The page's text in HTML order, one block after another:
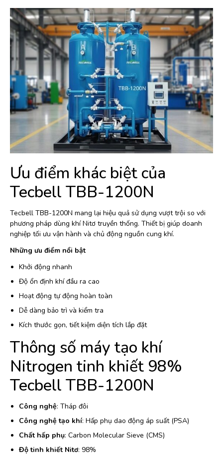
Ưu điểm khác biệt của
Tecbell TBB-1200N
Tecbell TBB-1200N mang lại hiệu quả sử dụng vượt trội so với
phương pháp dùng khí Nitơ truyền thống. Thiết bị giúp doanh
nghiệp tối ưu vận hành và chủ động nguồn cung khí.
Những ưu điểm nổi bật
Khởi động nhanh
Độ ổn định khí đầu ra cao
Hoạt động tự động hoàn toàn
Dễ dàng bảo trì và kiểm tra
Kích thước gọn, tiết kiệm diện tích lắp đặt
Thông số máy tạo khí
Nitrogen tinh khiết 98%
Tecbell TBB-1200N
Công nghệ: Tháp đôi
Công nghệ tạo khí: Hấp phụ dao động áp suất (PSA)
Chất hấp phụ: Carbon Molecular Sieve (CMS)
Độ tinh khiết Nitơ: 98%